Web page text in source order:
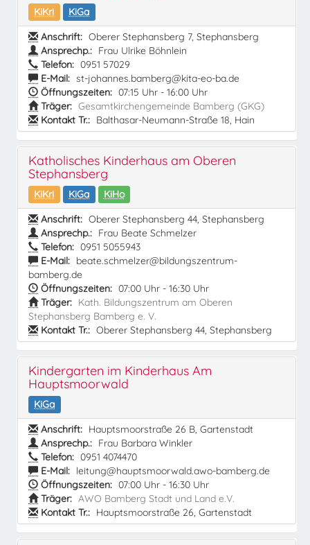
KiKri
KiGa
Anschrift: Oberer Stephansberg 7, Stephansberg
Ansprechp.: Frau Ulrike Böhnlein
Telefon: 0951 57029
E-Mail: st-johannes.bamberg@kita-eo-ba.de
Öffnungszeiten: 07:15 Uhr - 16:00 Uhr
Träger: Gesamtkirchengemeinde Bamberg (GKG)
Kontakt Tr.: Balthasar-Neumann-Straße 18, Hain
Katholisches Kinderhaus am Oberen
Stephansberg
KiKri KiGa
KiHo
Anschrift: Oberer Stephansberg 44, Stephansberg
Ansprechp.: Frau Beate Schmelzer
Telefon: 0951 5055943
E-Mail: beate.schmelzer@bildungszentrum-
bamberg.de
Öffnungszeiten: 07:00 Uhr - 16:30 Uhr
Träger: Kath. Bildungszentrum am Oberen
Stephansberg Bamberg e. V.
Kontakt Tr.: Oberer Stephansberg 44, Stephansberg
Kindergarten im Kinderhaus Am
Hauptsmoorwald
KiGa
Anschrift: Hauptsmoorstraße 26 B, Gartenstadt
Ansprechp.: Frau Barbara Winkler
Telefon: 0951 4074470
E-Mail: leitung@hauptsmoorwald.awo-bamberg.de
Öffnungszeiten: 07:00 Uhr - 16:30 Uhr
Träger: AWO Bamberg Stadt und Land e.V.
Kontakt Tr.: Hauptsmoorstraße 26, Gartenstadt